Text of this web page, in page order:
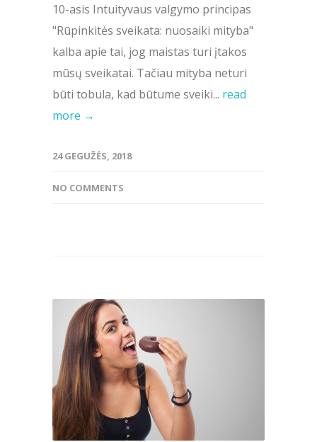
10-asis Intuityvaus valgymo principas
"Rūpinkitės sveikata: nuosaiki mityba"
kalba apie tai, jog maistas turi įtakos
mūsų sveikatai. Tačiau mityba neturi
būti tobula, kad būtume sveiki... read
more →
24 GEGUŽĖS, 2018
NO COMMENTS